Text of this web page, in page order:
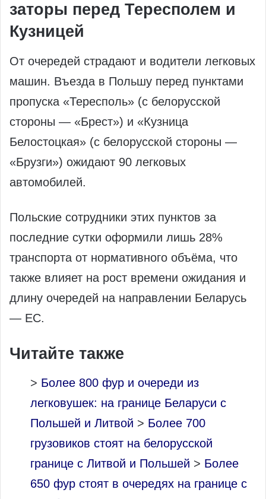
заторы перед Тересполем и
Кузницей
От очередей страдают и водители легковых
машин. Въезда в Польшу перед пунктами
пропуска «Тересполь» (с белорусской
стороны — «Брест») и «Кузница
Белостоцкая» (с белорусской стороны —
«Брузги») ожидают 90 легковых
автомобилей.
Польские сотрудники этих пунктов за
последние сутки оформили лишь 28%
транспорта от нормативного объёма, что
также влияет на рост времени ожидания и
длину очередей на направлении Беларусь
— ЕС.
Читайте также
> Более 800 фур и очереди из
легковушек: на границе Беларуси с
Польшей и Литвой > Более 700
грузовиков стоят на белорусской
границе с Литвой и Польшей > Более
650 фур стоят в очередях на границе с